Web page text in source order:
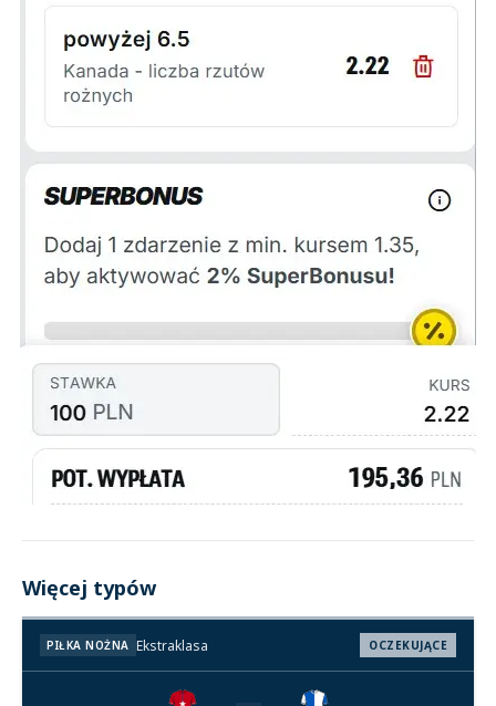
Więcej typów
PIŁKA NOŻNA Ekstraklasa OCZEKUJĄCE